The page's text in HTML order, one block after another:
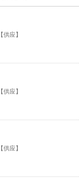
【供应】
【供应】
【供应】